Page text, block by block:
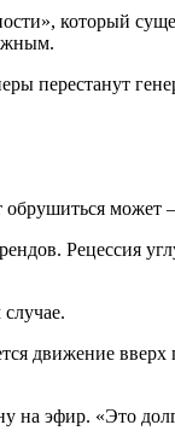
который
перестанут
обрушиться
Рецессия
движение
эфир. «Это